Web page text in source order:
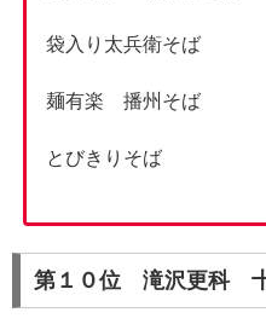
袋入り太兵衛そば
麺有楽 播州そば
とびきりそば
第１０位 滝沢更科